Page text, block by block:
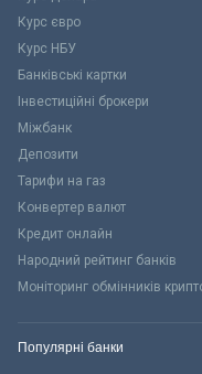
Курс євро
Курс НБУ
Банківські картки
Інвестиційні брокери
Міжбанк
Депозити
Тарифи на газ
Конвертер валют
Кредит онлайн
Народний рейтинг банків
Моніторинг обмінників
Популярні банки